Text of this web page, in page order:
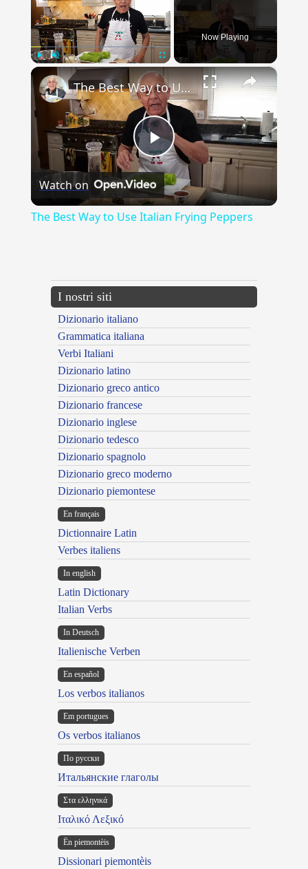
Unmute
Now Playing
×
Play
Video
The Best Way to Use Italian Frying Peppers
Watch on
The Best Way to Use Italian Frying Peppers
I nostri siti
Dizionario italiano
Grammatica italiana
Verbi Italiani
Dizionario latino
Dizionario greco antico
Dizionario francese
Dizionario inglese
Dizionario tedesco
Dizionario spagnolo
Dizionario greco moderno
Dizionario piemontese
En français
Dictionnaire Latin
Verbes italiens
In english
Latin Dictionary
Italian Verbs
In Deutsch
Italienische Verben
En español
Los verbos italianos
Em portugues
Os verbos italianos
По русски
Итальянские глаголы
Στα ελληνικά
Ιταλικό Λεξικό
Ën piemontèis
Dissionari piemontèis